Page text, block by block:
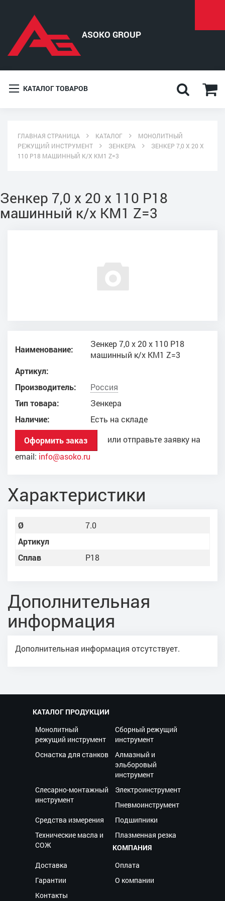
КАТАЛОГ ТОВАРОВ
ГЛАВНАЯ СТРАНИЦА КАТАЛОГ
МОНОЛИТНЫЙ
РЕЖУЩИЙ ИНСТРУМЕНТ
ЗЕНКЕРА
ЗЕНКЕР 7,0 Х 20 Х
110 Р18 МАШИННЫЙ К/Х КМ1 Z=3
Зенкер 7,0 х 20 х 110 Р18
машинный к/х КМ1 Z=3
Наименование:
Зенкер 7,0 х 20 х 110 Р18
машинный к/х КМ1 Z=3
Артикул:
Производитель:
Россия
Тип товара:
Зенкера
Наличие:
Есть на складе
Оформить заказ
или отправьте заявку на
email: info@asoko.ru
Характеристики
Ø
7.0
Артикул
Сплав
Р18
Дополнительная
информация
Дополнительная информация отсутствует.
КАТАЛОГ ПРОДУКЦИИ
Монолитный
режущий инструмент
Сборный режущий
инструмент
Оснастка для станков
Алмазный и
эльборовый
инструмент
Слесарно-монтажный
инструмент
Электроинструмент
Пневмоинструмент
Средства измерения
Подшипники
Технические масла и
СОЖ
Плазменная резка
КОМПАНИЯ
Доставка
Оплата
Гарантии
О компании
Контакты